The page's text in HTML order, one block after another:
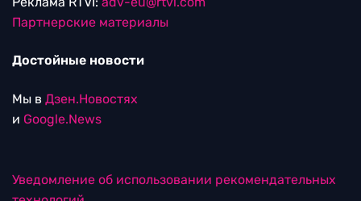
Партнерские материалы
Достойные новости
Мы в Дзен.Новостях
и Google.News
Уведомление об использовании рекомендательных